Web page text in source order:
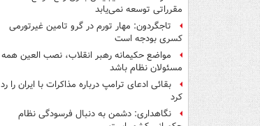
مقرراتی توسعه نمی‌یابد
تاجگردون: مهار تورم در گرو تامین غیرتورمی
کسری بودجه است
مواضع حکیمانه رهبر انقلاب، نصب العین همه
مسئولان نظام باشد
بقائی ادعای ترامپ درباره مذاکرات با ایران را رد
کرد
نگاهداری: دشمن به دنبال فرسودگی نظام